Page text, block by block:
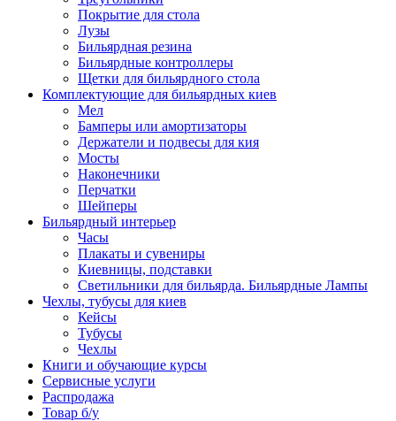
Покрытие для стола
Лузы
Бильярдная резина
Бильярдные контроллеры
Щетки для бильярдного стола
Комплектующие для бильярдных киев
Мел
Бамперы или амортизаторы
Держатели и подвесы для кия
Мосты
Наконечники
Перчатки
Шейперы
Бильярдный интерьер
Часы
Плакаты и сувениры
Киевницы, подставки
Светильники для бильярда. Бильярдные Лампы
Чехлы, тубусы для киев
Кейсы
Тубусы
Чехлы
Книги и обучающие курсы
Сервисные услуги
Распродажа
Товар б/у